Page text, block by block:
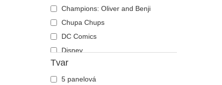
Los
Lvice
Medvěd
Motýl
Mravenec
Myš
Open Back
Runner
The 90s
The Ball
The Retro
The Snap
Champions: Oliver and Benji
Chupa Chups
DC Comics
Disney
Dragon Ball
Harry Potter
Tvar
5 panelová